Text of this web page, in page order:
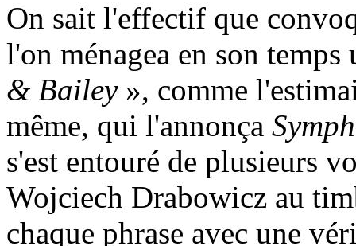
On sait l'effectif que
l'on ménagea en son
& Bailey», comme
même, qui l'annonça
s'est entouré de plusieurs
Wojciech Drabowicz au
chaque phrase avec une